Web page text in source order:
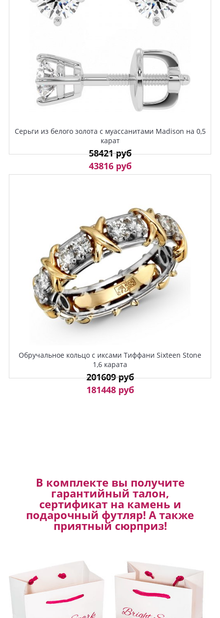
Серьги из белого золота с муассанитами Madison на 0,5
карат
58421 руб
43816 руб
Обручальное кольцо с иксами Тиффани Sixteen Stone
1,6 карата
201609 руб
181448 руб
В комплекте вы получите
гарантийный талон,
сертификат на камень и
подарочный футляр! А также
приятный сюрприз!